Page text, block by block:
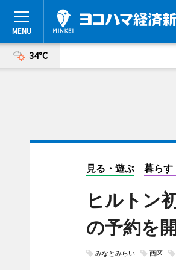
34°C
見る・遊ぶ 暮らす
ヒルトン
の予約を
みなとみらい 西区